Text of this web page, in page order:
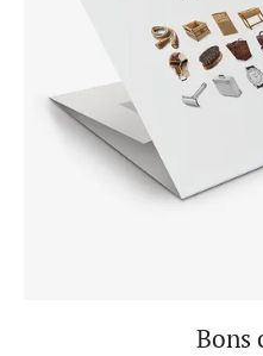
Bons